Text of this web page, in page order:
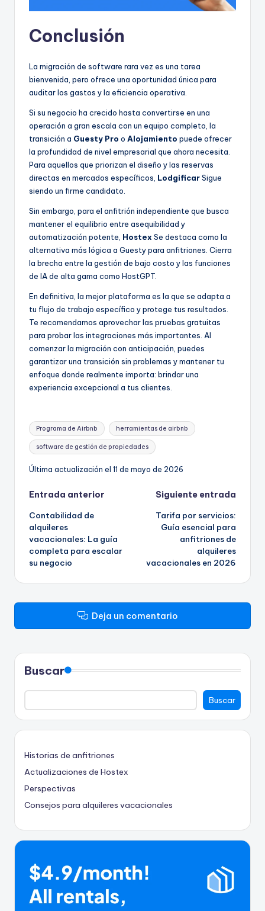
Conclusión
La migración de software rara vez es una tarea
bienvenida, pero ofrece una oportunidad única para
auditar los gastos y la eficiencia operativa.
Si su negocio ha crecido hasta convertirse en una
operación a gran escala con un equipo completo, la
transición a Guesty Pro o Alojamiento puede ofrecer
la profundidad de nivel empresarial que ahora necesita.
Para aquellos que priorizan el diseño y las reservas
directas en mercados específicos, LodgificarSigue
siendo un firme candidato.
Sin embargo, para el anfitrión independiente que busca
mantener el equilibrio entre asequibilidad y
automatización potente, Hostex Se destaca como la
alternativa más lógica a Guesty para anfitriones. Cierra
la brecha entre la gestión de bajo costo y las funciones
de IA de alta gama como HostGPT.
En definitiva, la mejor plataforma es la que se adapta a
tu flujo de trabajo específico y protege tus resultados.
Te recomendamos aprovechar las pruebas gratuitas
para probar las integraciones más importantes. Al
comenzar la migración con anticipación, puedes
garantizar una transición sin problemas y mantener tu
enfoque donde realmente importa: brindar una
experiencia excepcional a tus clientes.
Etiquetas:
Programa de Airbnb herramientas de airbnb
software de gestión de propiedades
Última actualización el 11 de mayo de 2026
Navegación
de
entradas
Entrada anterior
Contabilidad de
alquileres
vacacionales: La guía
completa para escalar
su negocio
Siguiente entrada
Tarifa por servicios:
Guía esencial para
anfitriones de
alquileres
vacacionales en 2026
Deja un comentario
Buscar
Buscar
Historias de anfitriones
Actualizaciones de Hostex
Perspectivas
Consejos para alquileres vacacionales